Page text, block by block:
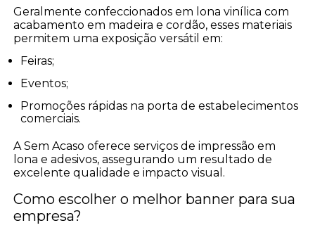
Geralmente confeccionados em lona vinílica com
acabamento em madeira e cordão, esses materiais
permitem uma exposição versátil em:
Feiras;
Eventos;
Promoções rápidas na porta de estabelecimentos
comerciais.
A Sem Acaso oferece serviços de impressão em
lona e adesivos, assegurando um resultado de
excelente qualidade e impacto visual.
Como escolher o melhor banner para sua
empresa?